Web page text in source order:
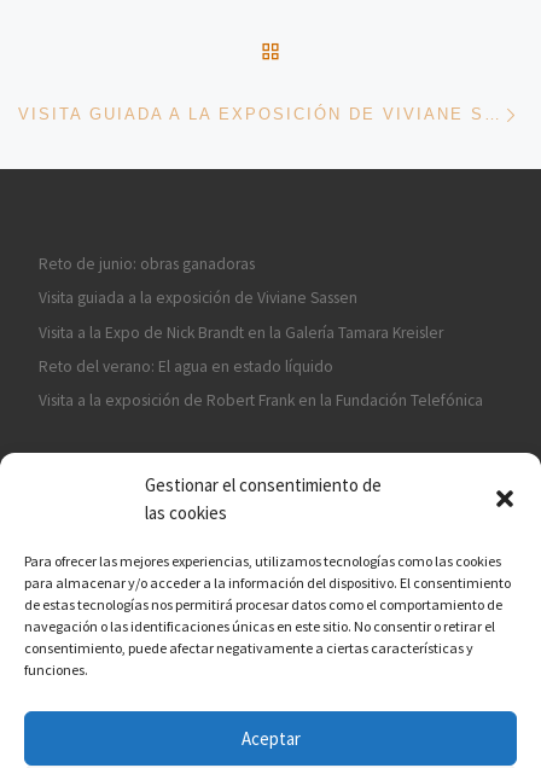
Gestionar el consentimiento de
las cookies
Para ofrecer las mejores experiencias, utilizamos tecnologías como las cookies
para almacenar y/o acceder a la información del dispositivo. El consentimiento
de estas tecnologías nos permitirá procesar datos como el comportamiento de
navegación o las identificaciones únicas en este sitio. No consentir o retirar el
consentimiento, puede afectar negativamente a ciertas características y
funciones.
Aceptar
VISITA GUIADA A LA EXPOSICIÓN DE VIVIANE SASSEN
Reto de junio: obras ganadoras
Visita guiada a la exposición de Viviane Sassen
Visita a la Expo de Nick Brandt en la Galería Tamara Kreisler
Reto del verano: El agua en estado líquido
Visita a la exposición de Robert Frank en la Fundación Telefónica
¡ASÓCIATE A CÁMARA EN MANO!